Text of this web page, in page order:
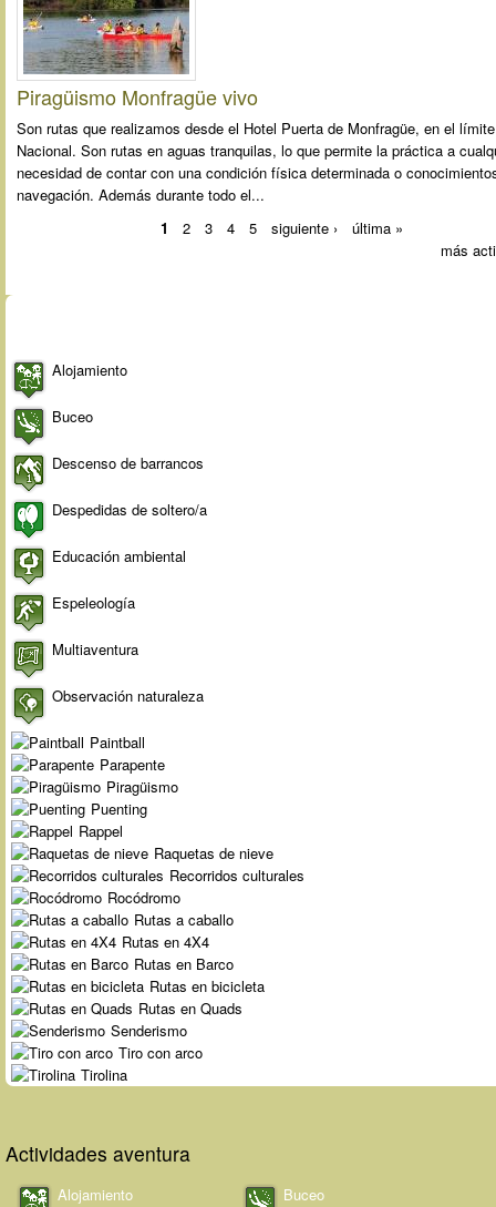
Piragüismo Monfragüe vivo
Son rutas que realizamos desde el Hotel Puerta de Monfragüe, en el
Nacional. Son rutas en aguas tranquilas, lo que permite la práctica a
necesidad de contar con una condición física determinada o
navegación. Además durante todo el...
1 2 3 4 5 siguiente ›
última »
más
Alojamiento
Buceo
Descenso de barrancos
Despedidas de soltero/a
Educación ambiental
Espeleología
Multiaventura
Observación naturaleza
Paintball
Parapente
Piragüismo
Puenting
Rappel
Raquetas de nieve
Recorridos culturales
Rocódromo
Rutas a caballo
Rutas en 4X4
Rutas en Barco
Rutas en bicicleta
Rutas en Quads
Senderismo
Tiro con arco
Tirolina
Actividades aventura
Alojamiento Buceo